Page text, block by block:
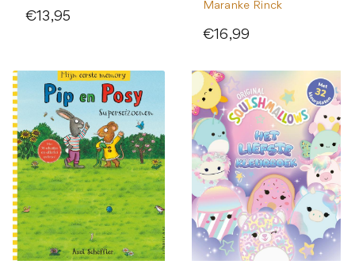
€13,95
Maranke Rinck
€16,99